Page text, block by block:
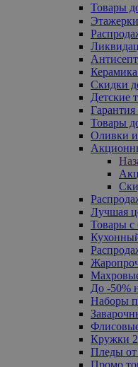
Товары
Керамика
Скидки
Детские
Гарантия
Товары
Оливки
Лучшая
Товары с
Кухонный
До -50%
Наборы
Кружки
Пледы от
Промо